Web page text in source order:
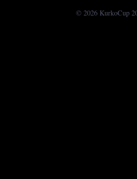
© 2026 KurkoCup